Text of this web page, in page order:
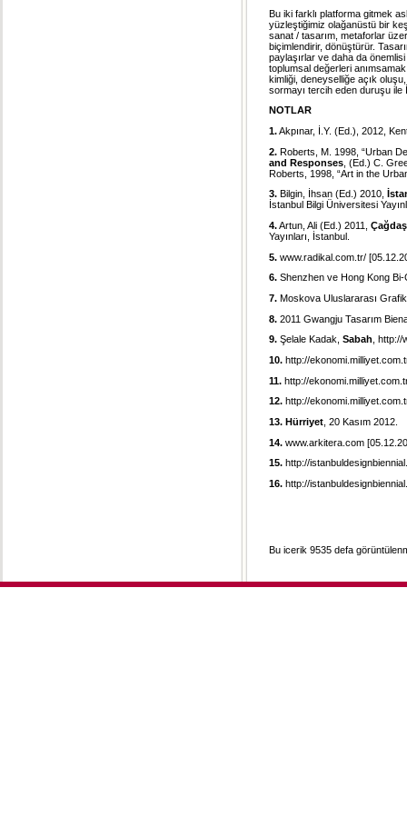
Bu iki farklı platforma gitmek
yüzleştiğimiz olağanüstü bir
sanat / tasarım, metaforlar
biçimlendirir, dönüştürür.
paylaşırlar ve daha da
toplumsal değerleri
kimliği, deneyselliğe açık
sormayı tercih eden duruşu ile
NOTLAR
1.Akpınar, İ.Y. (Ed.), 2012,
2. Roberts, M. 1998, “Urban
and Responses , (Ed.) C.
Roberts, 1998, “Art in the
3. Bilgin, İhsan (Ed.) 2010,
İstanbul Bilgi Üniversitesi
4.Artun, Ali (Ed.) 2011,
Yayınları, İstanbul.
5. www.radikal.com.tr/
6. Shenzhen ve Hong Kong
7. Moskova Uluslararası
8. 2011 Gwangju Tasarım
9. Şelale Kadak, Sabah ,
10. http://
11. http://
12. http://
13. Hürriyet , 20 Kasım 2012.
14. www.arkitera.com
15. http://
16. http://
Bu icerik 9535 defa